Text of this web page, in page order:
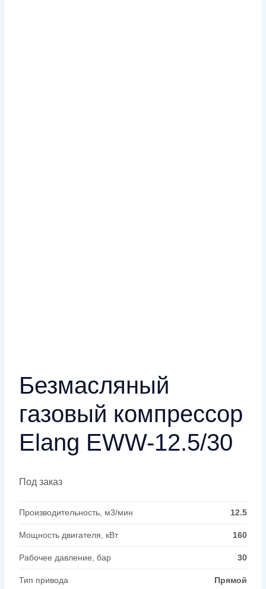
Безмасляный
газовый компрессор
Elang EWW-12.5/30
Под заказ
Производительность, м3/мин 12.5
Мощность двигателя, кВт 160
Рабочее давление, бар 30
Тип привода Прямой